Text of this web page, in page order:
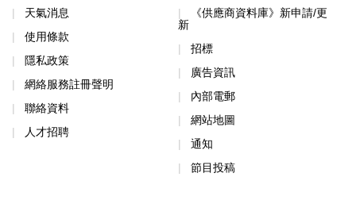
天氣消息
使用條款
隱私政策
網絡服務註冊聲明
聯絡資料
人才招聘
《供應商資料庫》新申請/更
新
招標
廣告資訊
內部電郵
網站地圖
通知
節目投稿